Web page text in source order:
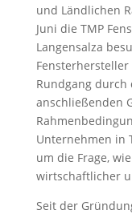
und Ländlichen
Juni die TMP
Langensalza
Rundgang
anschließenden
Unternehmen in
um die Frage,
wirtschaftlicher
Seit der